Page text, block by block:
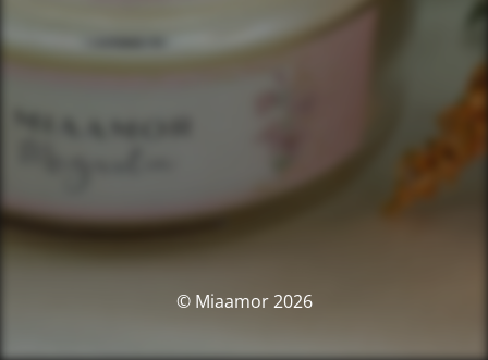
© Miaamor 2026